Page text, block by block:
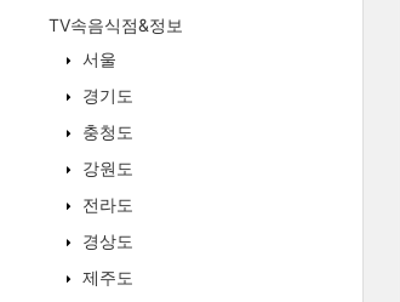
TV속음식점&정보
서울
경기도
충청도
강원도
전라도
경상도
제주도